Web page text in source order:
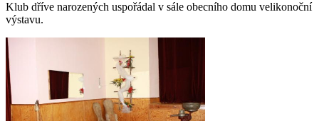
Klub dříve narozených uspořádal v sále obecního domu velikonoční
výstavu.